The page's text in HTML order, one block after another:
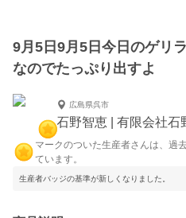
9月5日9月5日今日のゲ
なのでたっぷり出すよ
広島県呉市
石野智恵 | 有限会社石
マークのついた生産者さんは、過
ています。
生産者バッジの基準が新しくなりました。